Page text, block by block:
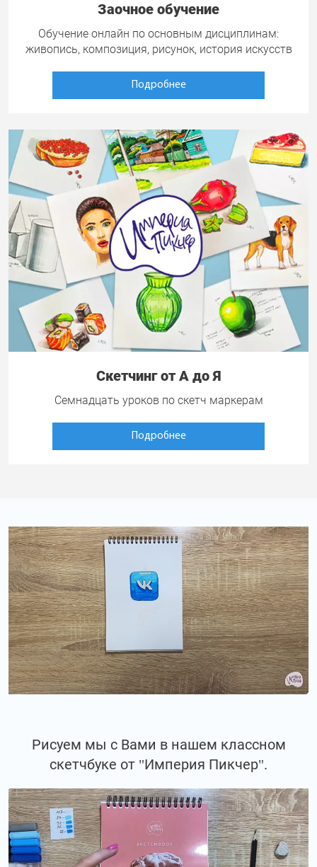
Заочное обучение
Обучение онлайн по основным дисциплинам:
живопись, композиция, рисунок, история искусств
Подробнее
Скетчинг от А до Я
Семнадцать уроков по скетч маркерам
Подробнее
Рисуем мы с Вами в нашем классном
скетчбуке от "Империя Пикчер".